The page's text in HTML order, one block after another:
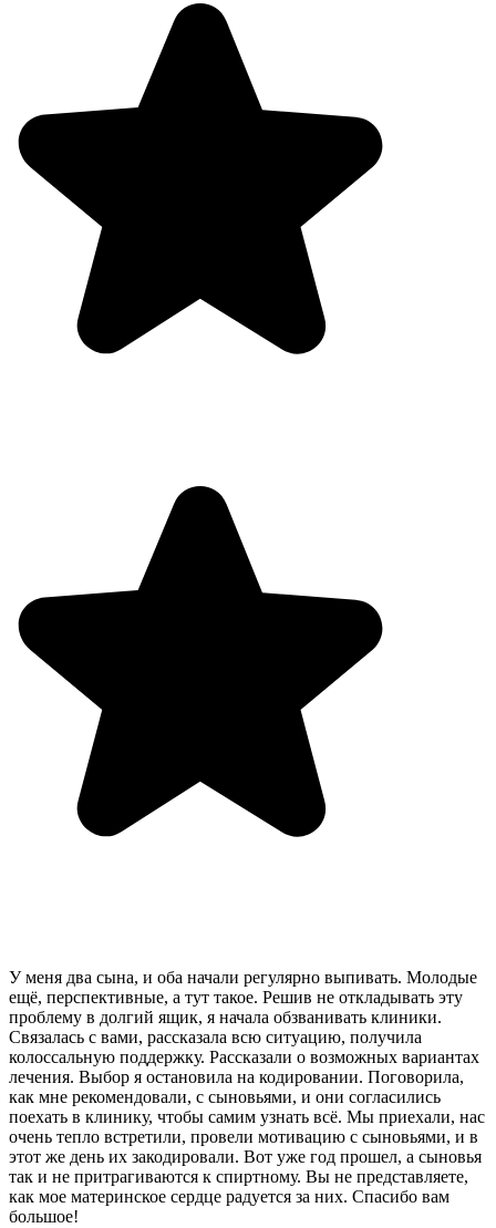
У меня два сына, и оба начали регулярно выпивать. Молодые
ещё, перспективные, а тут такое. Решив не откладывать эту
проблему в долгий ящик, я начала обзванивать клиники.
Связалась с вами, рассказала всю ситуацию, получила
колоссальную поддержку. Рассказали о возможных вариантах
лечения. Выбор я остановила на кодировании. Поговорила,
как мне рекомендовали, с сыновьями, и они согласились
поехать в клинику, чтобы самим узнать всё. Мы приехали, нас
очень тепло встретили, провели мотивацию с сыновьями, и в
этот же день их закодировали. Вот уже год прошел, а сыновья
так и не притрагиваются к спиртному. Вы не представляете,
как мое материнское сердце радуется за них. Спасибо вам
большое!